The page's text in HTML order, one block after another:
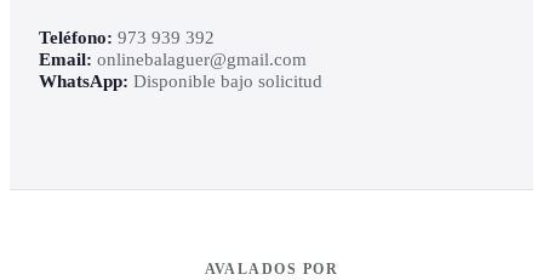
Teléfono: 973 939 392
Email: onlinebalaguer@gmail.com
WhatsApp: Disponible bajo solicitud
AVALADOS POR